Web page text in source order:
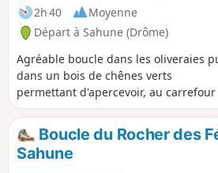
2h 40
Moyenne
Départ à Sahune (Drôme)
Agréable boucle dans les oliveraies
dans un bois de chênes verts
permettant d'apercevoir, au carrefour
la Bergerie, la Montagne d'Angèle.
Boucle du Rocher des
Sahune